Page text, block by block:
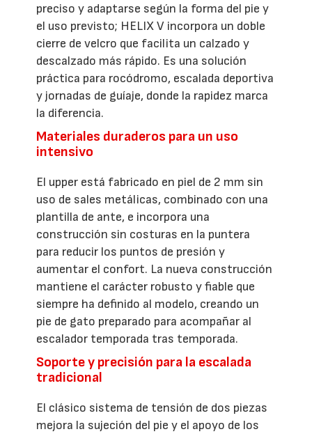
preciso y adaptarse según la forma del pie y
el uso previsto; HELIX V incorpora un doble
cierre de velcro que facilita un calzado y
descalzado más rápido. Es una solución
práctica para rocódromo, escalada deportiva
y jornadas de guíaje, donde la rapidez marca
la diferencia.
Materiales duraderos para un uso
intensivo
El upper está fabricado en piel de 2 mm sin
uso de sales metálicas, combinado con una
plantilla de ante, e incorpora una
construcción sin costuras en la puntera
para reducir los puntos de presión y
aumentar el confort. La nueva construcción
mantiene el carácter robusto y fiable que
siempre ha definido al modelo, creando un
pie de gato preparado para acompañar al
escalador temporada tras temporada.
Soporte y precisión para la escalada
tradicional
El clásico sistema de tensión de dos piezas
mejora la sujeción del pie y el apoyo de los